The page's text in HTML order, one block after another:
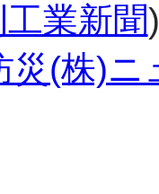
業新聞)
災(株)ニ